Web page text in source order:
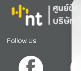
Follow Us